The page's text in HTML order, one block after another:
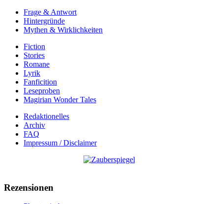
Frage & Antwort
Hintergründe
Mythen & Wirklichkeiten
Fiction
Stories
Romane
Lyrik
Fanficition
Leseproben
Magirian Wonder Tales
Redaktionelles
Archiv
FAQ
Impressum / Disclaimer
Rezensionen